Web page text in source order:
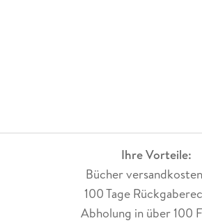
Ihre Vorteile:
Bücher
100 Tage
Abholung in über 100